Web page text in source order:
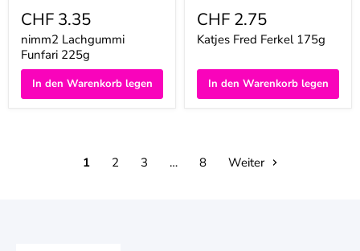
CHF 3.35
nimm2 Lachgummi
Funfari 225g
In den Warenkorb legen
CHF 2.75
Katjes Fred Ferkel 175g
In den Warenkorb legen
1 2 3 … 8 Weiter